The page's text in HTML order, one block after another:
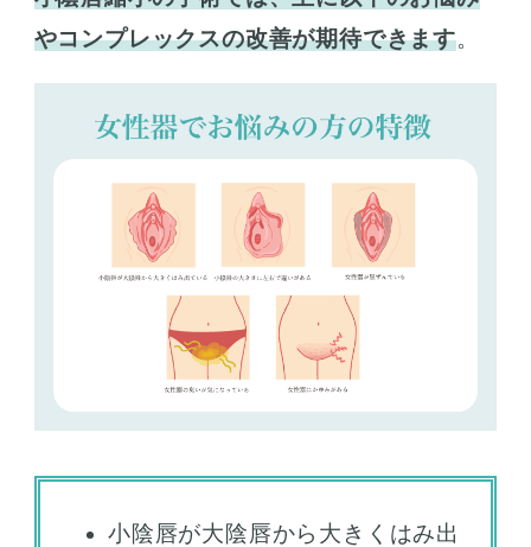
やコンプレックスの改善が期待できます。
小陰唇が大陰唇から大きくはみ出